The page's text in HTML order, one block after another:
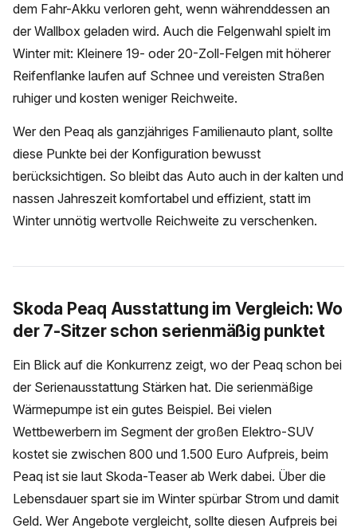
dem Fahr-Akku verloren geht, wenn währenddessen an
der Wallbox geladen wird. Auch die Felgenwahl spielt im
Winter mit: Kleinere 19- oder 20-Zoll-Felgen mit höherer
Reifenflanke laufen auf Schnee und vereisten Straßen
ruhiger und kosten weniger Reichweite.
Wer den Peaq als ganzjähriges Familienauto plant, sollte
diese Punkte bei der Konfiguration bewusst
berücksichtigen. So bleibt das Auto auch in der kalten und
nassen Jahreszeit komfortabel und effizient, statt im
Winter unnötig wertvolle Reichweite zu verschenken.
Skoda Peaq Ausstattung im Vergleich: Wo
der 7-Sitzer schon serienmäßig punktet
Ein Blick auf die Konkurrenz zeigt, wo der Peaq schon bei
der Serienausstattung Stärken hat. Die serienmäßige
Wärmepumpe ist ein gutes Beispiel. Bei vielen
Wettbewerbern im Segment der großen Elektro-SUV
kostet sie zwischen 800 und 1.500 Euro Aufpreis, beim
Peaq ist sie laut Skoda-Teaser ab Werk dabei. Über die
Lebensdauer spart sie im Winter spürbar Strom und damit
Geld. Wer Angebote vergleicht, sollte diesen Aufpreis bei